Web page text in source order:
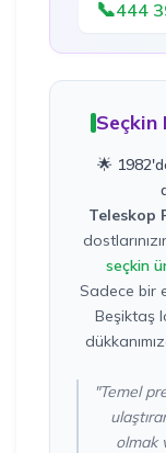
📞444
🌟
Teleskop
seçkin
Sadece bir
Beşiktaş
"Temel
olmak